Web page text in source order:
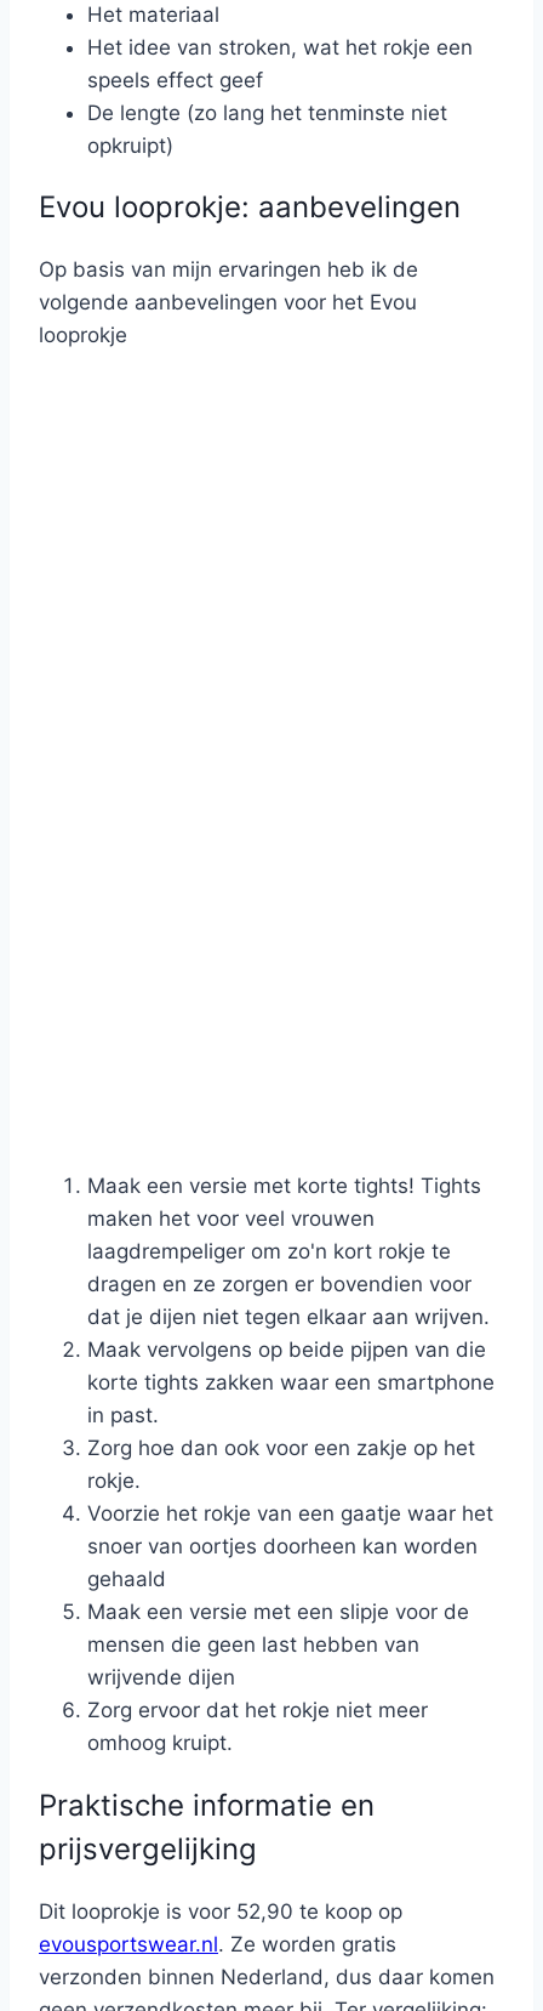
Het materiaal
Het idee van stroken, wat het rokje een
speels effect geef
De lengte (zo lang het tenminste niet
opkruipt)
Evou looprokje: aanbevelingen
Op basis van mijn ervaringen heb ik de
volgende aanbevelingen voor het Evou
looprokje
Maak een versie met korte tights! Tights
maken het voor veel vrouwen
laagdrempeliger om zo'n kort rokje te
dragen en ze zorgen er bovendien voor
dat je dijen niet tegen elkaar aan wrijven.
Maak vervolgens op beide pijpen van die
korte tights zakken waar een smartphone
in past.
Zorg hoe dan ook voor een zakje op het
rokje.
Voorzie het rokje van een gaatje waar het
snoer van oortjes doorheen kan worden
gehaald
Maak een versie met een slipje voor de
mensen die geen last hebben van
wrijvende dijen
Zorg ervoor dat het rokje niet meer
omhoog kruipt.
Praktische informatie en
prijsvergelijking
Dit looprokje is voor 52,90 te koop op
evousportswear.nl. Ze worden gratis
verzonden binnen Nederland, dus daar komen